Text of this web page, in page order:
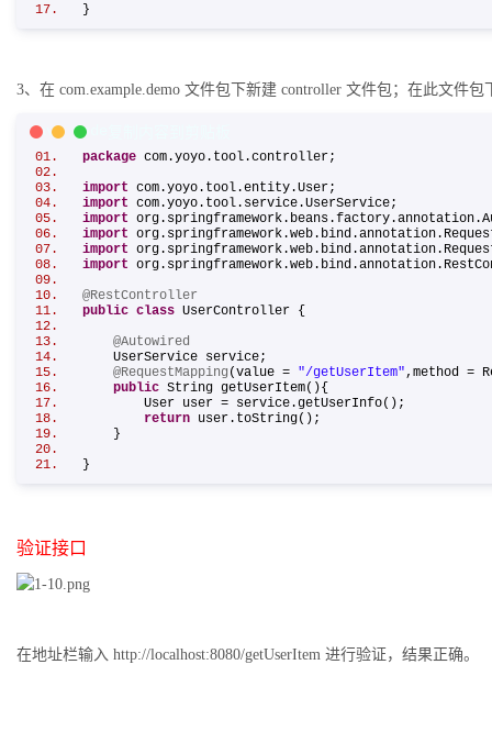
}
3、在 com.example.demo 文件包下新建 controller 文件包；在此文件
Java Code
package com.yoyo.tool.controller;
import com.yoyo.tool.entity.User;
import com.yoyo.tool.service.UserService;
import
import
import
import
@RestController
public class UserController {
@Autowired
UserService service;
@RequestMapping (value = "/getUserItem",method =
public String getUserItem(){
User user = service.getUserInfo();
return user.toString();
}
}
验证接口
在地址栏输入 http://localhost:8080/getUserItem 进行验证，结果正确。